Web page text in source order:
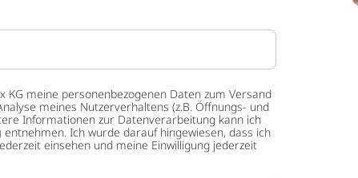
KG meine personenbezogenen Daten zum Versand
meines Nutzerverhaltens (z.B. Öffnungs- und
Informationen zur Datenverarbeitung kann ich
entnehmen. Ich wurde darauf hingewiesen, dass ich
einsehen und meine Einwilligung jederzeit